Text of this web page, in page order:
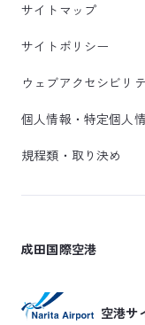
サイトマップ
サイトポリシー
ウェブアクセシビリ
個人情報・特定個人
規程類・取り決め
成田国際空港
空港サ